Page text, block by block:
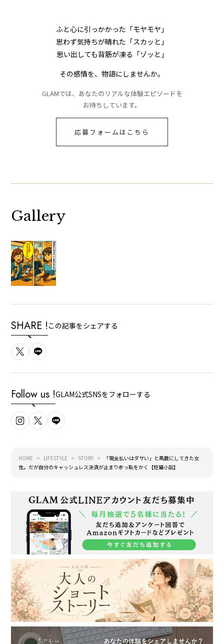
ふと心に引っかかった「モヤモヤ」
思わず気持ちが晴れた「スカッと」
思い出しても背筋が凍る「ゾッと」
その感情を、物語にしませんか。
GLAMでは、あなたのリアルな体験エピソードを
お待ちしています。
応募フォームはこちら
Gallery
SHARE ! この記事をシェアする
Follow us !GLAM公式SNSをフォローする
HOME LIFESTYLE STORY
「現金払いはダサい」と馬鹿にしてきた女
性。だが自分のキャッシュレス決済が止まり赤っ恥をかく【短編小説】